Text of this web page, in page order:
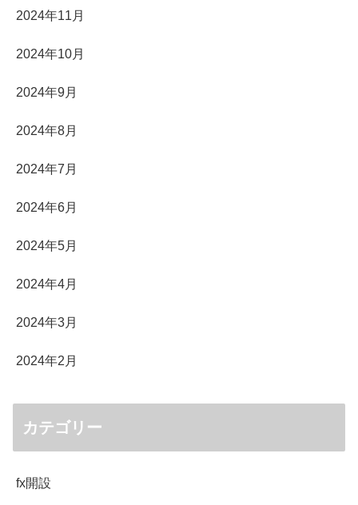
2024年11月
2024年10月
2024年9月
2024年8月
2024年7月
2024年6月
2024年5月
2024年4月
2024年3月
2024年2月
カテゴリー
fx開設